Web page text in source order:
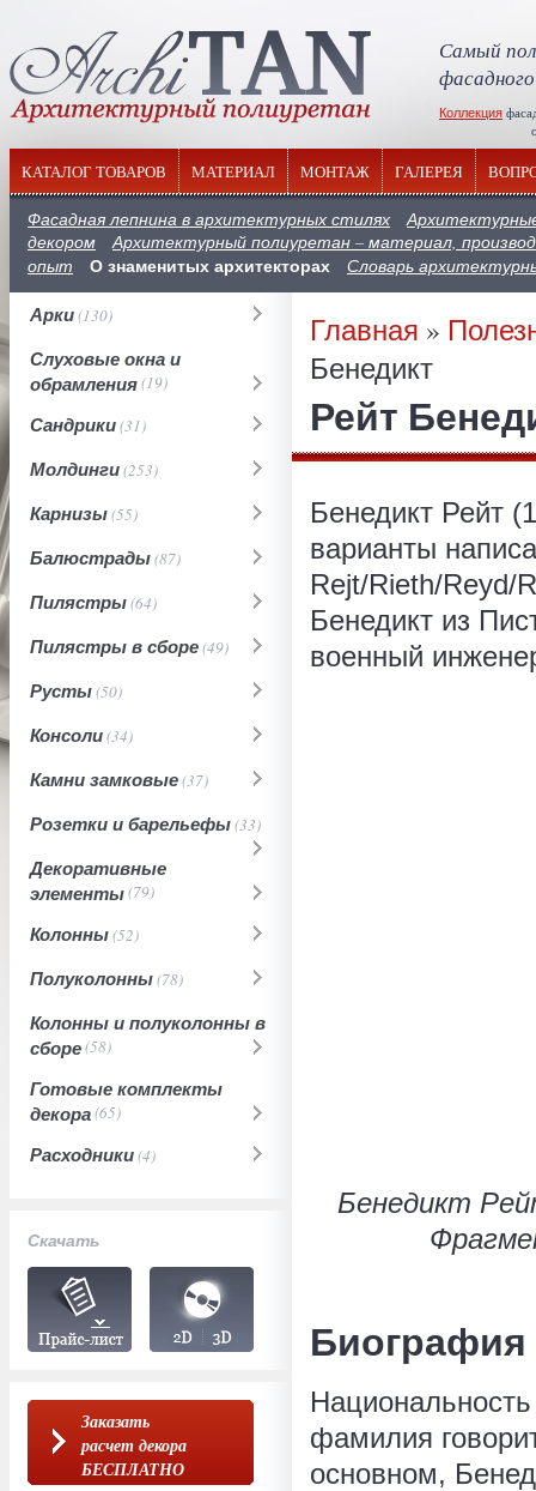
Самый
Коллекция
КАТАЛОГ ТОВАРОВ МАТЕРИАЛ МОНТАЖ ГАЛЕРЕЯ
Фасадная лепнина в архитектурных стилях
декором
Архитектурный полиуретан – материал,
опыт
О знаменитых архитекторах Словарь
Арки(130)
Слуховые окна и
обрамления(19)
Сандрики(31)
Молдинги(253)
Карнизы(55)
Балюстрады(87)
Пилястры(64)
Пилястры в сборе(49)
Русты(50)
Консоли(34)
Камни замковые(37)
Розетки и барельефы(33)
Декоративные
элементы(79)
Колонны(52)
Полуколонны(78)
Колонны и полуколонны в
сборе(58)
Готовые комплекты
декора(65)
Расходники(4)
Скачать
Заказать
расчет декора
БЕСПЛАТНО
Главная »
Бенедикт
Рейт
Бенедикт Рейт
варианты
Rejt/Rieth/Reyd/
Бенедикт из
военный
Бенедикт
Биография
фамилия
основном,